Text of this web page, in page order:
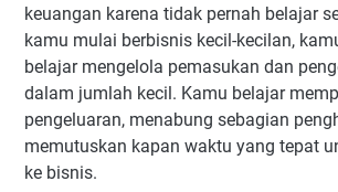
keuangan karena tidak pernah belajar
kamu mulai berbisnis kecil-kecilan,
belajar mengelola pemasukan dan
dalam jumlah kecil. Kamu belajar
pengeluaran, menabung sebagian
memutuskan kapan waktu yang tepat
ke bisnis.